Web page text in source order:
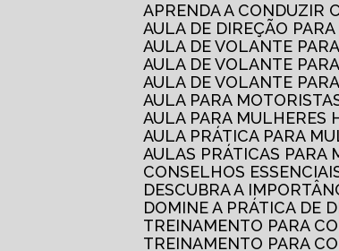
APRENDA A CONDUZIR
AULA DE DIREÇÃO
AULA DE VOLANTE
AULA DE VOLANTE
AULA DE VOLANTE
AULA PARA
AULA PARA
AULA PRÁTICA PARA
AULAS PRÁTICAS
CONSELHOS
DESCUBRA A
DOMINE A PRÁTICA DE
TREINAMENTO PARA
TREINAMENTO PARA